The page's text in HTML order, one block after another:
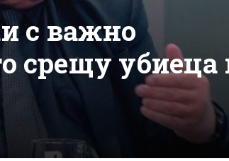
с важно
срещу убиеца